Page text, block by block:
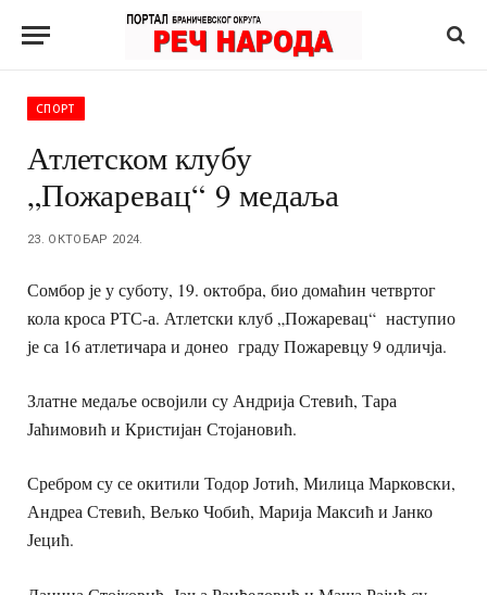
СПОРТ
Атлетском клубу
„Пожаревац“ 9 медаља
23. ОКТОБАР 2024.
Сомбор је у суботу, 19. октобра, био домаћин четвртог
кола кроса РТС-а. Атлетски клуб „Пожаревац“ наступио
је са 16 атлетичара и донео граду Пожаревцу 9 одличја.
Златне медаље освојили су Андрија Стевић, Тара
Јаћимовић и Кристијан Стојановић.
Сребром су се окитили Тодор Јотић, Милица Марковски,
Андреа Стевић, Вељко Чобић, Марија Максић и Јанко
Јецић.